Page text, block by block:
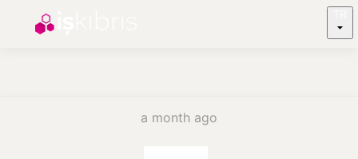
a month ago